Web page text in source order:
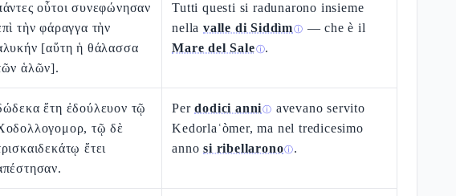
οὗτοι συνεφώνησαν
τὴν φάραγγα τὴν
[αὕτη ἡ θάλασσα
ἁλῶν].
Tutti questi si radunarono insieme
nellavalle di Siddìmⓘ — che è il
Mare del Saleⓘ.
ἔτη ἐδούλευον τῷ
τῷ δὲ
ἔτει
Perdodici anniⓘ avevano servito
Kedorlaʿòmer, ma nel tredicesimo
annosi ribellaronoⓘ.